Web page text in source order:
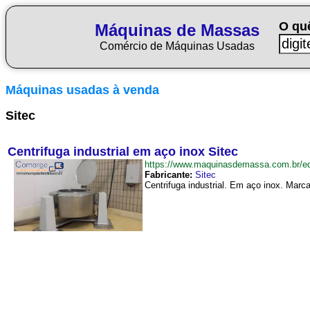
Máquinas de Massas
Comércio de Máquinas Usadas
O
Máquinas usadas à venda
Sitec
Centrifuga industrial em aço inox Sitec
https://www.maquinasdemassa.com.br/
Fabricante: Sitec
Centrifuga industrial. Em aço inox.